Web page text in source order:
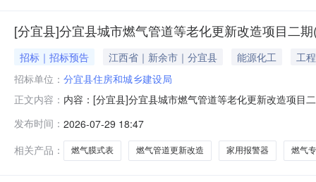
[分宜县]分宜县城市燃气管道等老化更新改造项目二
招标｜招标预告 江西省｜新余市｜分宜县 能源化工
工程
招标单位： 分宜县住房和城乡建设局
正文内容： 内容：[分宜县]分宜县城市燃气管道等老化更新改造项目
标计划公告序号项目名称建设单位（或招标人）项目概
提升项目）分宜县住房和城乡建设局项目地点为新余
发布时间： 2026-07-29 18:47
相关产品：
燃气膜式表 燃气管道更新改造 家用报警器 燃气